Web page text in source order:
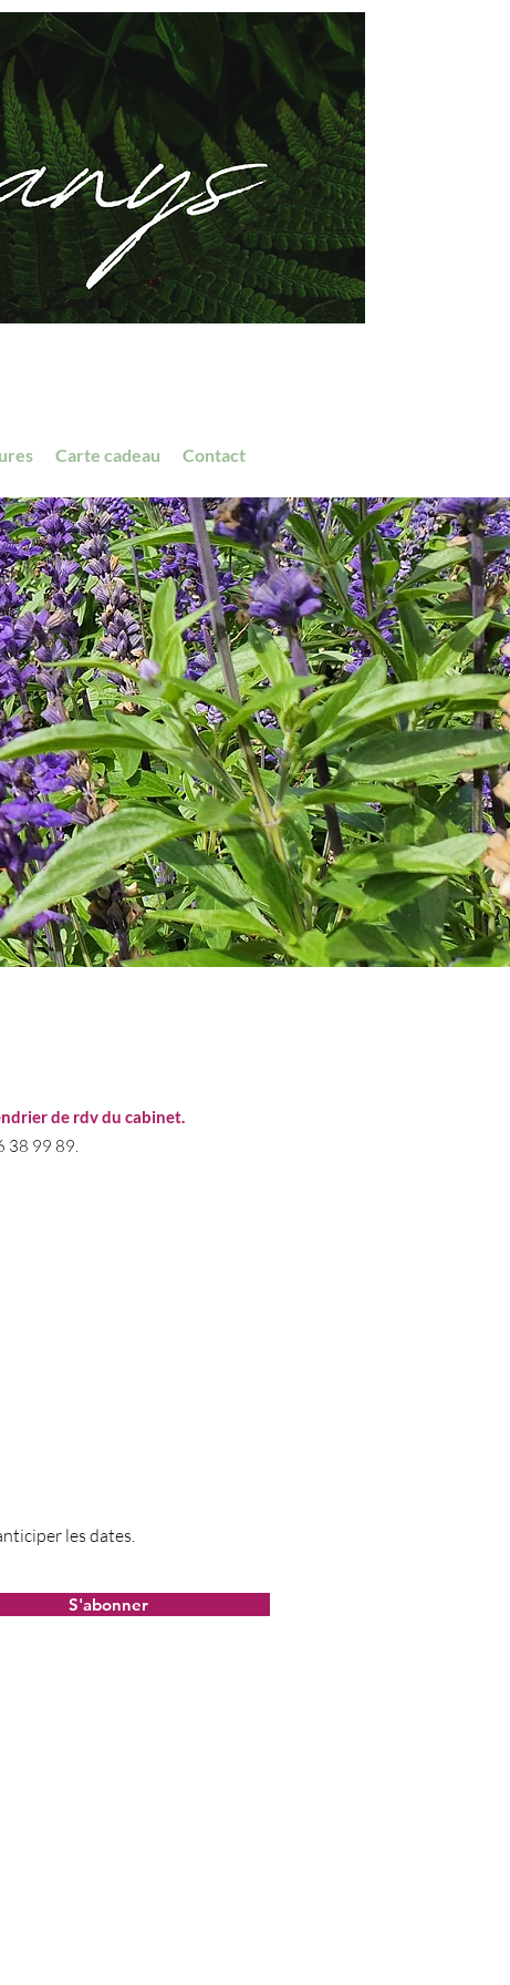
Carte cadeau Contact
de rdv du cabinet.
38 99 89.
les dates.
S'abonner